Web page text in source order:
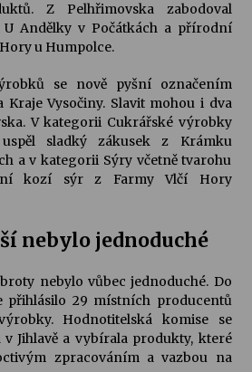
ve Stromovce: Kolchoz a
ploty
2026
2026
prázdnin
Z Pelhřimovska zabodoval
Andělky v Počátkách a přírodní
u Humpolce.
se nově pyšní označením
Kraje Vysočiny. Slavit mohou i dva
V kategorii Cukrářské výrobky
sladký zákusek z Krámku
a v kategorii Sýry včetně tvarohu
kozí sýr z Farmy Vlčí Hory
nebylo jednoduché
nebylo vůbec jednoduché. Do
přihlásilo 29 místních producentů
Hodnotitelská komise se
v Jihlavě a vybírala produkty, které
zpracováním a vazbou na